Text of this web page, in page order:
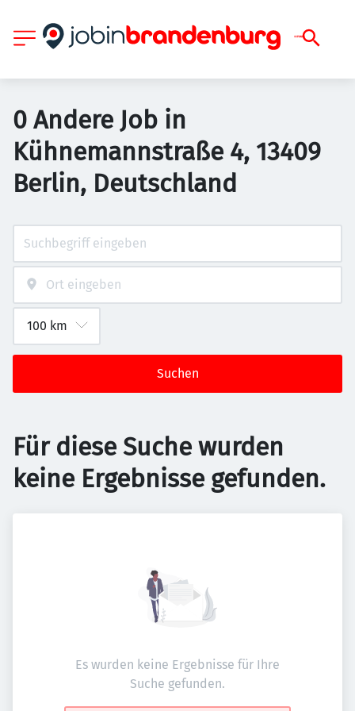
0 Andere Job in
Kühnemannstraße 4, 13409
Berlin, Deutschland
Suchen
Für diese Suche wurden
keine Ergebnisse gefunden.
Es wurden keine Ergebnisse für Ihre
Suche gefunden.